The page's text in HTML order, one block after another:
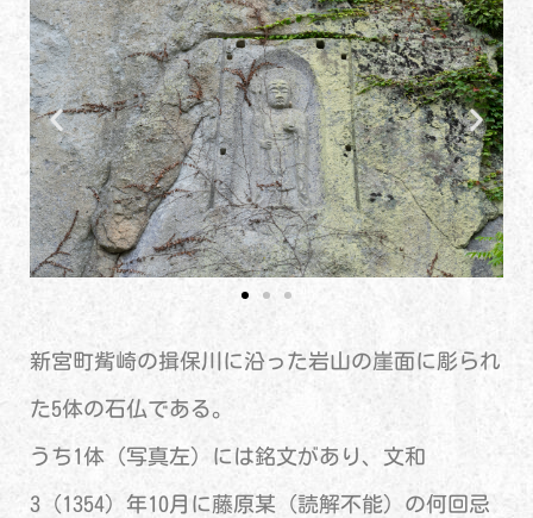
ッ
プ
新宮町觜崎の揖保川に沿った岩山の崖面に彫られ
た5体の石仏である。
うち1体（写真左）には銘文があり、文和
3（1354）年10月に藤原某（読解不能）の何回忌